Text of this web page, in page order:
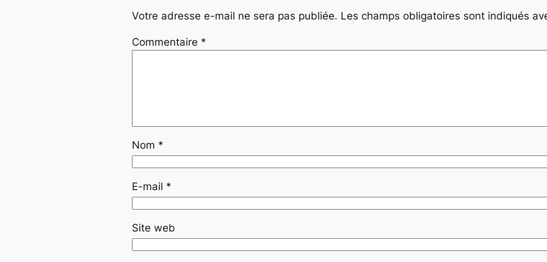
Votre adresse e-mail ne sera pas publiée. Les champs obligatoires sont indiqués
Commentaire *
Nom *
E-mail *
Site web